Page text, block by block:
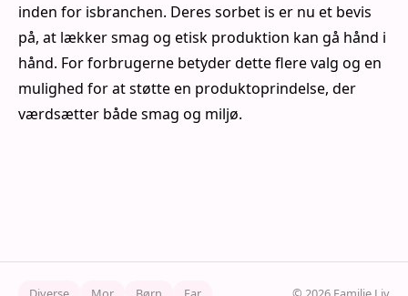
inden for isbranchen. Deres sorbet is er nu et bevis
på, at lækker smag og etisk produktion kan gå hånd i
hånd. For forbrugerne betyder dette flere valg og en
mulighed for at støtte en produktoprindelse, der
værdsætter både smag og miljø.